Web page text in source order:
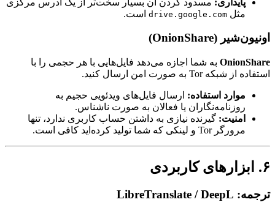
پایداری: مسدود کردن آن بسیار سخت‌تر از یک آدرس مرکزی
مثل drive.google.com است.
اونیون‌شیر (OnionShare)
OnionShare به شما اجازه می‌دهد فایل‌هایی با هر حجمی را با
استفاده از شبکه Tor به صورت امن ارسال کنید.
موارد استفاده: ارسال فایل‌های ویدئویی حجیم به
روزنامه‌نگاران یا فعالان به صورت ناشناس.
امنیت: گیرنده نیازی به داشتن حساب کاربری ندارد، تنها
مرورگر Tor و لینکی که شما تولید کرده‌اید کافی است.
۶. ابزارهای کاربردی
ترجمه: LibreTranslate / DeepL